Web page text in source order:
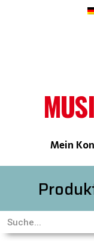
Mein